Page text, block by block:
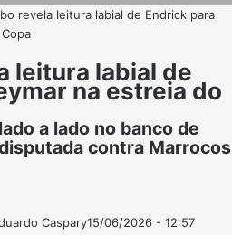
revela leitura labial de Endrick para
leitura labial de
na estreia do
a lado no banco de
contra Marrocos
CasparyFollow
Mande
15/06/2026 - 12:57